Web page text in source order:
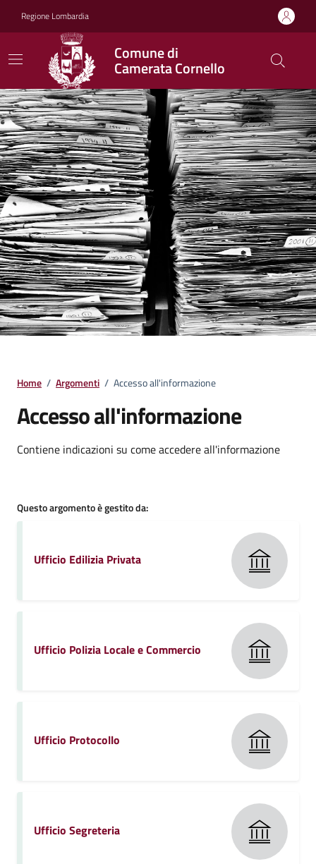
Regione Lombardia
Comune di
Camerata Cornello
Home / Argomenti / Accesso all'informazione
Accesso all'informazione
Dettagli della notizia
Contiene indicazioni su come accedere all'informazione
Questo argomento è gestito da:
Ufficio Edilizia Privata
Ufficio Polizia Locale e Commercio
Ufficio Protocollo
Ufficio Segreteria